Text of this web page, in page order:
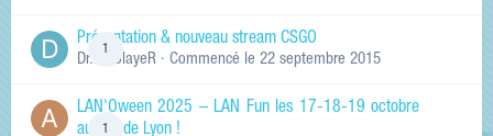
1
Présentation & nouveau stream CSGO
Dr.KinSlayeR · Commencé le 22 septembre 2015
1
LAN'Oween 2025 – LAN Fun les 17-18-19 octobre
au sud de Lyon !